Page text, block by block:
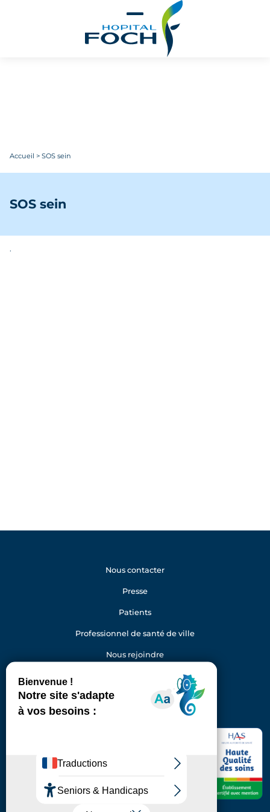
Accueil > SOS sein
SOS sein
.
92150 Suresnes
Standard : 01 46 25 20 00
Nous contacter
Presse
Patients
Professionnel de santé de ville
Nous rejoindre
LinkedInInstagram